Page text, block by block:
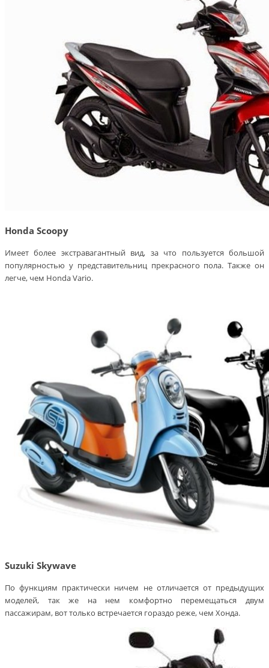
Honda Scoopy
Имеет более экстравагантный вид, за что пользуется большой
популярностью у представительниц прекрасного пола. Также он
легче, чем Honda Vario.
Suzuki Skywave
По функциям практически ничем не отличается от предыдущих
моделей, так же на нем комфортно перемещаться двум
пассажирам, вот только встречается гораздо реже, чем Хонда.